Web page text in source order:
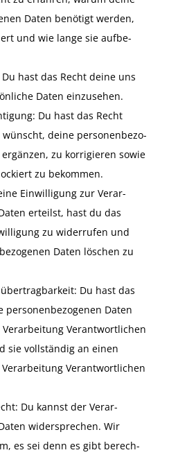
Daten benötigt werden,
und wie lange sie aufbe­
hast das Recht deine uns
Daten einzu­sehen.
Du hast das Recht
deine perso­nen­be­zo­
zu korri­gieren sowie
zu bekommen.
Einwil­ligung zur Verar­
erteilst, hast du das
zu wider­rufen und
Daten löschen zu
Du hast das
perso­nen­be­zo­genen Daten
Verant­wort­lichen
sie vollständig an einen
Verant­wort­lichen
Du kannst der Verar­
wider­sprechen. Wir
es sei denn es gibt berech­